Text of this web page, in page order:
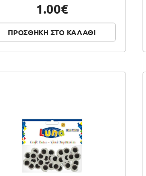
1.00€
ΠΡΟΣΘΗΚΗ ΣΤΟ ΚΑΛΑΘΙ